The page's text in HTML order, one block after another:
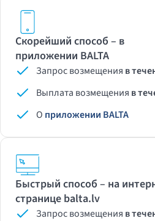
Скорейший способ – в
приложении BALTA
Запрос возмещения в
Выплата возмещения в
О приложении BALTA
Быстрый способ – на
странице balta.lv
Запрос возмещения в